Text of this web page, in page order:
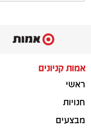
אמות קניונים
ראשי
חנויות
מבצעים